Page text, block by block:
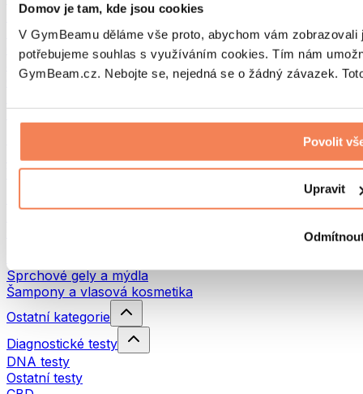
Domov je tam, kde jsou cookies
V GymBeamu děláme vše proto, abychom vám
potřebujeme souhlas s využíváním cookies. Tím nám
GymBeam.cz. Nebojte se, nejedná se o žádný závazek.
Povolit
Upravit
Běh
Bojové sporty
Cyklistika
Jóga a pilates
Otužování
Turistika
Red Light Therapy
Vodní filtry a konvice
Sprchové gely a mýdla
Šampony a vlasová kosmetika
Ostatní kategorie
Diagnostické testy
DNA testy
Ostatní testy